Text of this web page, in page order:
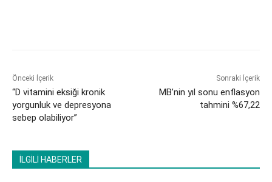
Önceki İçerik
“D vitamini eksiği kronik
yorgunluk ve depresyona
sebep olabiliyor”
Sonraki İçerik
MB’nin yıl sonu enflasyon
tahmini %67,22
İLGİLİ HABERLER